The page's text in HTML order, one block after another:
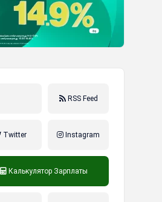
RSS Feed
Twitter Instagram
Калькулятор Зарплаты